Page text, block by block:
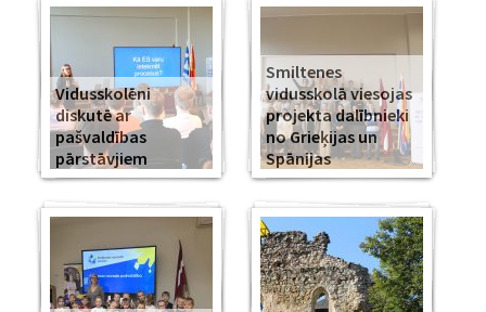
Vidusskolēni
diskutē ar
pašvaldības
pārstāvjiem
Smiltenes
vidusskolā viesojas
projekta dalībnieki
no Grieķijas un
Spānijas